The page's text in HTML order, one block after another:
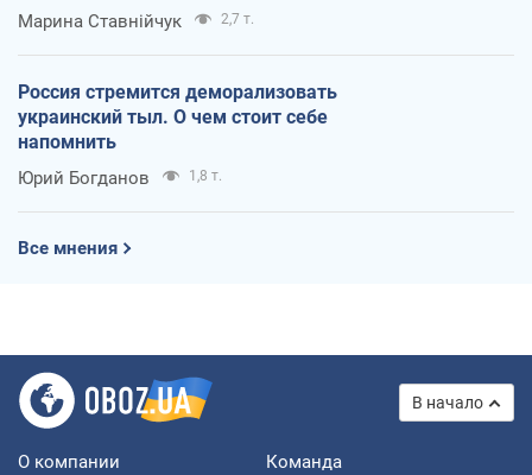
Марина Ставнійчук 2,7 т.
Россия стремится деморализовать
украинский тыл. О чем стоит себе
напомнить
Юрий Богданов 1,8 т.
Все мнения
В начало
О компании Команда